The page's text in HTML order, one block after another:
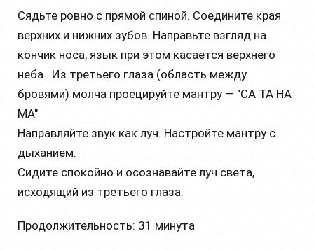
Сядьте ровно с прямой спиной. Соедините края
верхних и нижних зубов. Направьте взгляд на
кончик носа, язык при этом касается верхнего
неба . Из третьего глаза (область между
бровями) молча проецируйте мантру — "СА ТА НА
МА"
Направляйте звук как луч. Настройте мантру с
дыханием.
Сидите спокойно и осознавайте луч света,
исходящий из третьего глаза.
Продолжительность: 31 минута